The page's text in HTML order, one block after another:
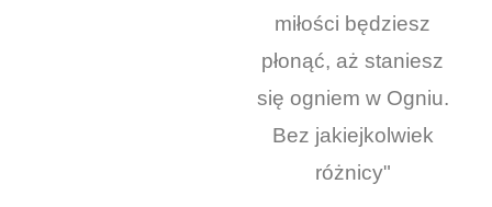
miłości będziesz
płonąć, aż staniesz
się ogniem w Ogniu.
Bez jakiejkolwiek
różnicy"